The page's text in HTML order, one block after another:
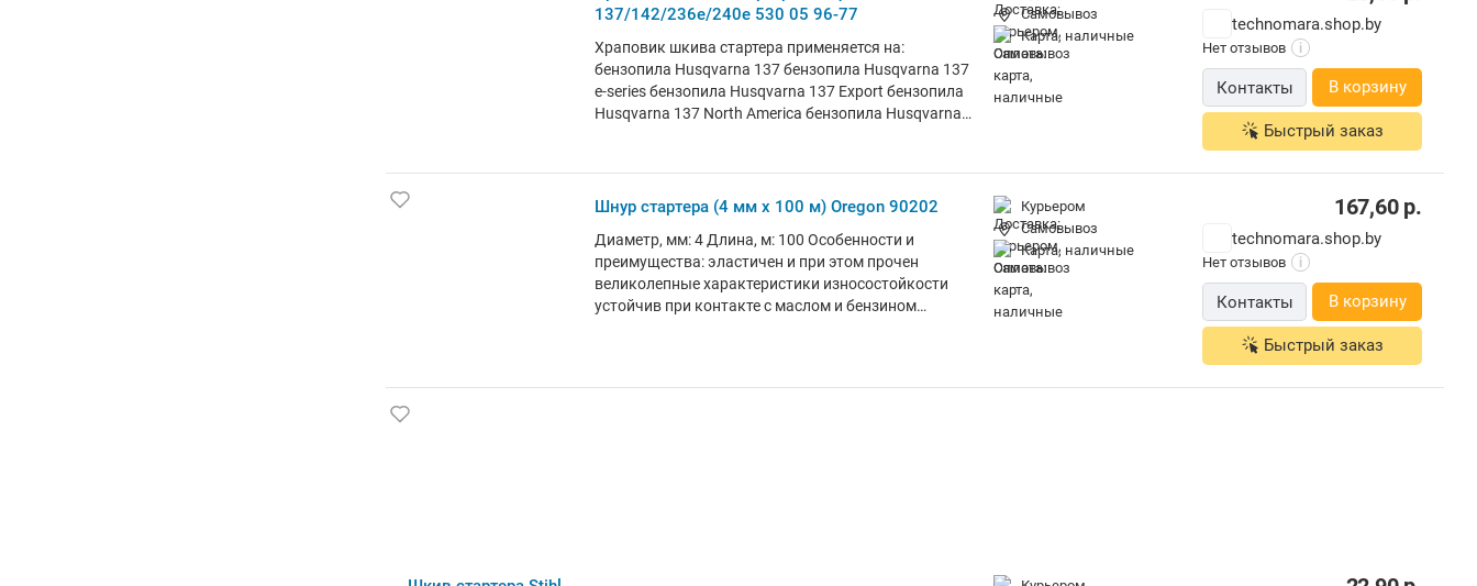
96-77 (5300596-77, 530059677) Страна бренда:
Турция
137/142/236e/240e 530 05 96-77
Храповик шкива стартера применяется на:
бензопила Husqvarna 137 бензопила Husqvarna 137
e-series бензопила Husqvarna 137 Export бензопила
Husqvarna 137 North America бензопила Husqvarna
North America бензопила Husqvarna 235 e-series
бензопила Husqvarna 236 e-series бензопила
series Trio Brake бензопила Jonsered CS2138
бензопила Jonsered CS2138 C бензопила Jonsered
CS2138 46CC бензопила Jonsered CS2234 S
бензопила Jonsered CS2238 S бензопила McCulloch
Самовывоз
карта, наличные
technomara.shop.by
Нет отзывов i
Контакты В корзину
Быстрый заказ
Шнур стартера (4 мм х 100 м) Oregon 90202
Диаметр, мм: 4 Длина, м: 100 Особенности и
преимущества: эластичен и при этом прочен
великолепные характеристики износостойкости
устойчив при контакте с маслом и бензином
Курьером
Самовывоз
карта, наличные
167,60р.
technomara.shop.by
Нет отзывов i
Контакты В корзину
Быстрый заказ